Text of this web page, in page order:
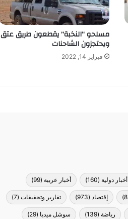
مسلحو “النخبة” يقطعون طريق عتق
ويحتجزون الشاحنات
فبراير 14, 2022
أخبار دولية(160) أخبار عربية(99)
إقتصاد(973) تقارير وتحقيقات(7)
رياضة(139) سوشل ميديا (29)